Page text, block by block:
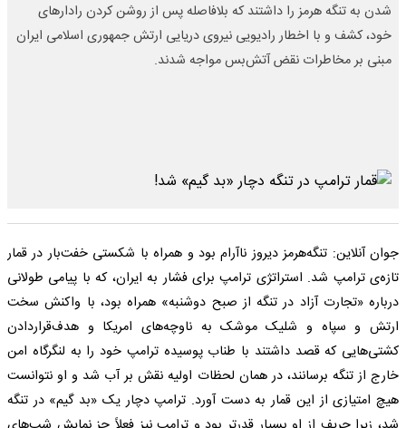
شدن به تنگه هرمز را داشتند که بلافاصله پس از روشن کردن رادار‌های
خود، کشف و با اخطار رادیویی نیروی دریایی ارتش جمهوری اسلامی ایران
مبنی بر مخاطرات نقض آتش‌بس مواجه شدند.
جوان آنلاین: تنگه‌هرمز دیروز ناآرام بود و همراه با شکستی خفت‌بار در قمار
تازه‌ی ترامپ شد. استراتژی ترامپ برای فشار به ایران، که با پیامی طولانی
درباره «تجارت آزاد در تنگه از صبح دوشنبه» همراه بود، با واکنش سخت
ارتش و سپاه و شلیک موشک به ناوچه‌های امریکا و هدف‌قراردادن
کشتی‌هایی که قصد داشتند با طناب پوسیده ترامپ خود را به لنگرگاه امن
خارج از تنگه برسانند، در همان لحظات اولیه نقش بر آب شد و او نتوانست
هیچ امتیازی از این قمار به دست آورد. ترامپ دچار یک «بد گیم» در تنگه